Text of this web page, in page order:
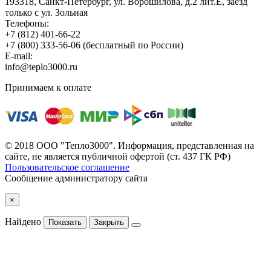
только с ул. Зольная
Телефоны:
+7 (812) 401-66-22
+7 (800) 333-56-06 (бесплатный по России)
E-mail:
info@teplo3000.ru
Принимаем к оплате
© 2018 ООО "Тепло3000". Информация, представленная на
сайте, не является публичной офертой (ст. 437 ГК РФ)
Пользовательское соглашение
Сообщение администратору сайта
×
Найдено Показать Закрыть